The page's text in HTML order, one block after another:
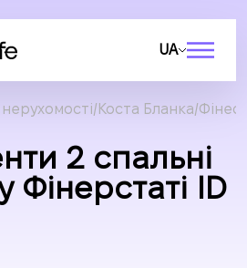
UA
нерухомості Коста Бланка
2 спальні
Фінерстаті ID